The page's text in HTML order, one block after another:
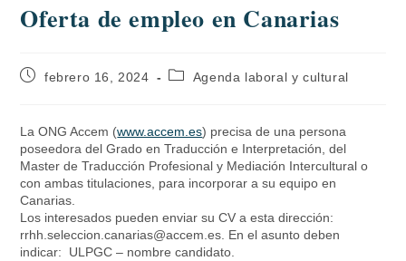
Oferta de empleo en Canarias
febrero 16, 2024 Agenda laboral y cultural
La ONG Accem (www.accem.es) precisa de una persona
poseedora del Grado en Traducción e Interpretación, del
Master de Traducción Profesional y Mediación Intercultural o
con ambas titulaciones, para incorporar a su equipo en
Canarias.
Los interesados pueden enviar su CV a esta dirección:
rrhh.seleccion.canarias@accem.es. En el asunto deben
indicar: ULPGC – nombre candidato.